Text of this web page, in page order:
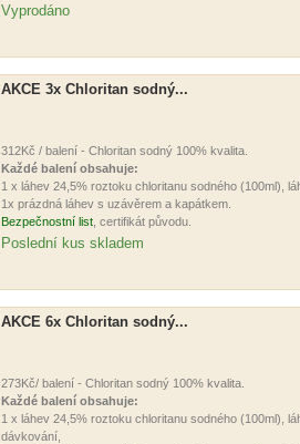
Vyprodáno
AKCE 3x Chloritan sodný...
312Kč / balení - Chloritan sodný 100% kvalita.
Každé balení obsahuje:
1 x láhev 24,5% roztoku chloritanu sodného (100ml),
1x prázdná láhev s uzávěrem a kapátkem.
Bezpečnostní list, certifikát původu.
Poslední kus skladem
AKCE 6x Chloritan sodný...
273Kč/ balení - Chloritan sodný 100% kvalita.
Každé balení obsahuje:
1 x láhev 24,5% roztoku chloritanu sodného (100ml),
dávkování,